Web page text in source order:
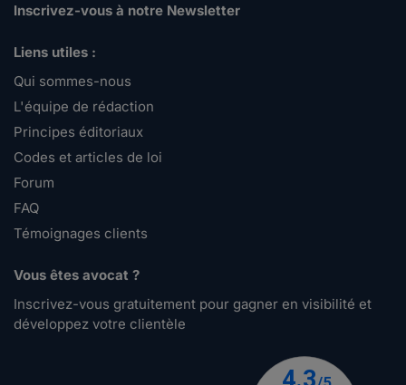
Inscrivez-vous à notre Newsletter
Liens utiles :
Qui sommes-nous
L'équipe de rédaction
Principes éditoriaux
Codes et articles de loi
Forum
FAQ
Témoignages clients
Vous êtes avocat ?
Inscrivez-vous gratuitement pour gagner en visibilité et
développez votre clientèle